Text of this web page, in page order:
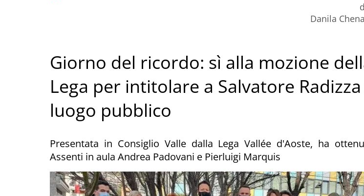
Danila
Giorno del ricordo: sì alla mozione
Lega per intitolare a Salvatore
luogo pubblico
Presentata in Consiglio Valle dalla Lega Vallée d'Aoste, ha
Assenti in aula Andrea Padovani e Pierluigi Marquis